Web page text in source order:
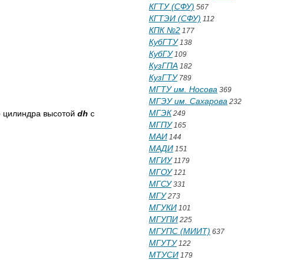
цилиндра высотой dh с
КГТУ (СФУ) 567
КГТЭИ (СФУ) 112
КПК №2 177
КубГТУ138
КубГУ109
КузГПА 182
КузГТУ789
МГТУ им. Носова 369
МГЭУ им. Сахарова 232
МГЭК 249
МГПУ165
МАИ 144
МАДИ 151
МГИУ1179
МГОУ121
МГСУ331
МГУ273
МГУКИ 101
МГУПИ 225
МГУПС (МИИТ) 637
МГУТУ122
МТУСИ 179